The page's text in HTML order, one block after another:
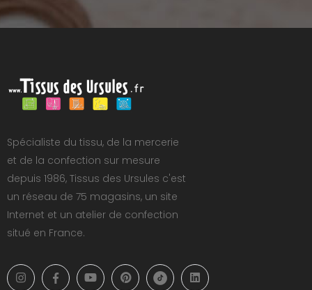
Spécialiste du tissu, de la mercerie
et de la confection sur mesure
depuis 1986, Tissus des Ursules c'est
un réseau de 75 magasins, un site
Internet et un atelier de confection
situé en France.